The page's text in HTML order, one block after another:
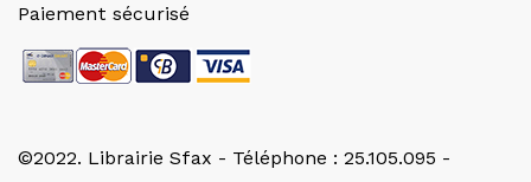
©2022. Librairie Sfax - Téléphone : 25.105.095 -
Paiement sécurisé